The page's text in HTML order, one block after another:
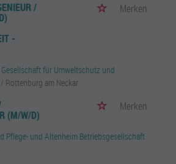
/
-
Merken
Gesellschaft für Umweltschutz und
/ Rottenburg am Neckar
(M/W/D)
Merken
Pflege- und Altenheim Betriebsgesellschaft